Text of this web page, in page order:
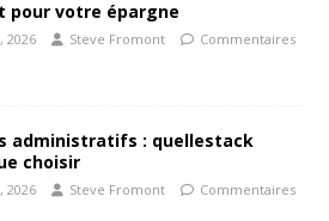
pour votre épargne
2026 Steve Fromont
Commentaires
administratifs : quellestack
choisir
2026 Steve Fromont
Commentaires